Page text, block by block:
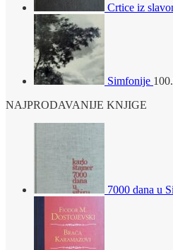
Crtice iz
Simfonije
NAJPRODAVANIJE KNJIGE
7000 dana u